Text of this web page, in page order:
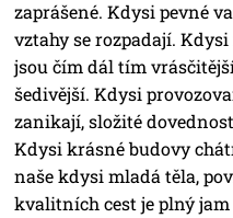
zaprášené. Kdysi pevné
vztahy se rozpadají.
jsou čím dál tím
šedivější. Kdysi
zanikají, složité
Kdysi krásné budovy
naše kdysi mladá těla,
kvalitních cest je plný jam